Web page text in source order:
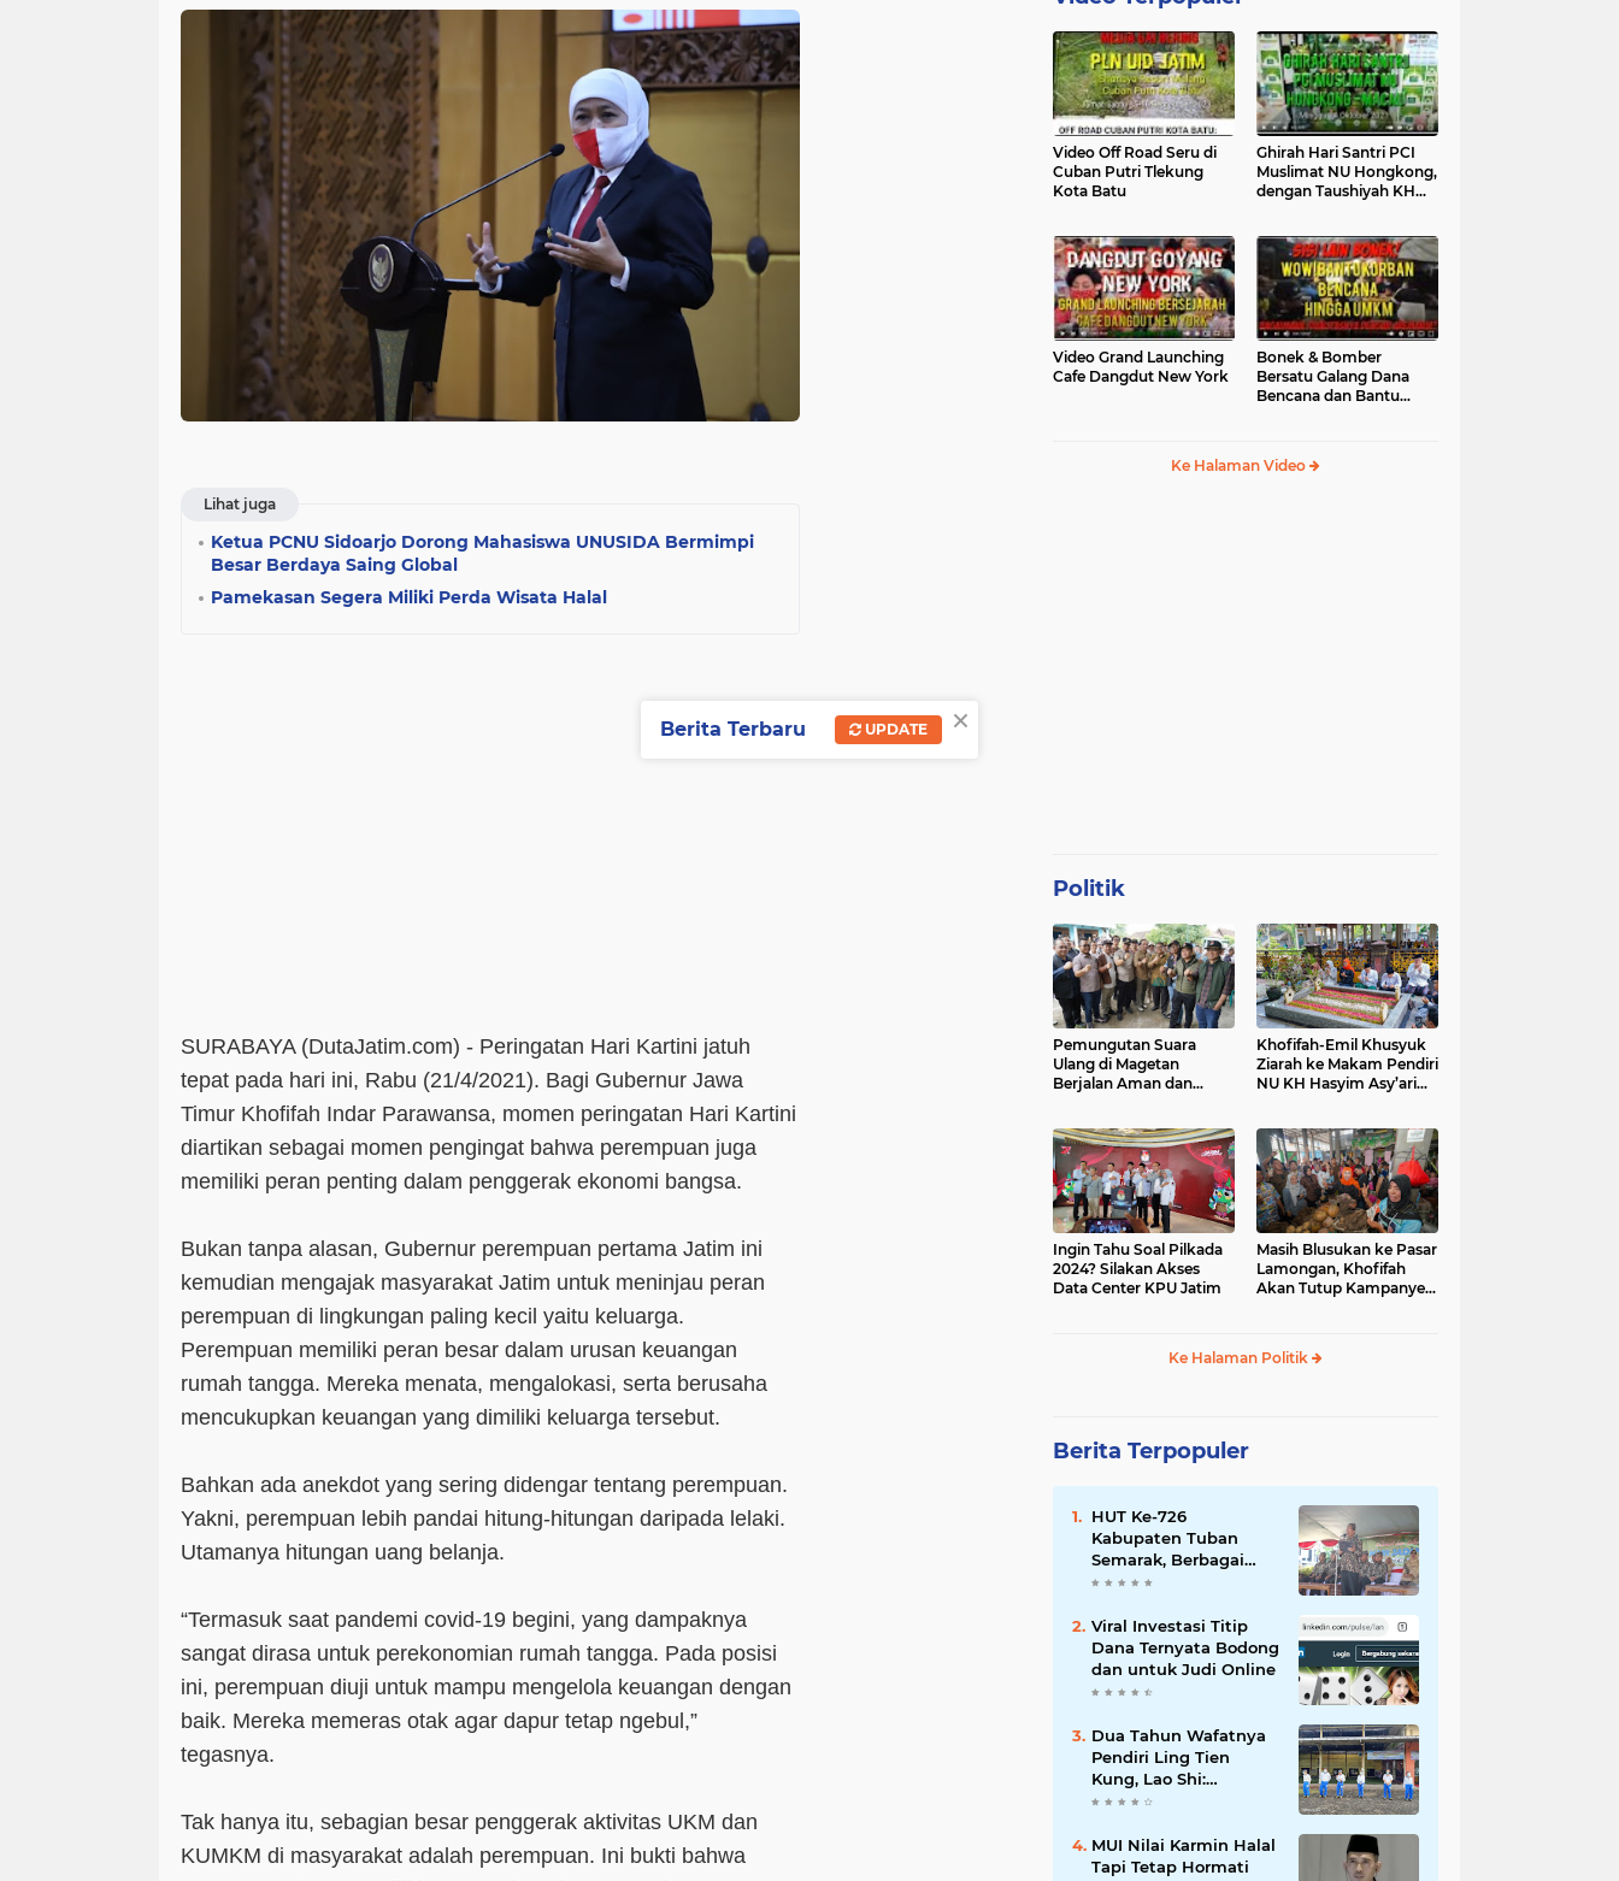
Lihat juga
Ketua PCNU Sidoarjo Dorong Mahasiswa UNUSIDA Bermimpi
Besar Berdaya Saing Global
Pamekasan Segera Miliki Perda Wisata Halal
SURABAYA (DutaJatim.com) - Peringatan Hari Kartini jatuh
tepat pada hari ini, Rabu (21/4/2021). Bagi Gubernur Jawa
Timur Khofifah Indar Parawansa, momen peringatan Hari Kartini
diartikan sebagai momen pengingat bahwa perempuan juga
memiliki peran penting dalam penggerak ekonomi bangsa.
Bukan tanpa alasan, Gubernur perempuan pertama Jatim ini
kemudian mengajak masyarakat Jatim untuk meninjau peran
perempuan di lingkungan paling kecil yaitu keluarga.
Perempuan memiliki peran besar dalam urusan keuangan
rumah tangga. Mereka menata, mengalokasi, serta berusaha
mencukupkan keuangan yang dimiliki keluarga tersebut.
Bahkan ada anekdot yang sering didengar tentang perempuan.
Yakni, perempuan lebih pandai hitung-hitungan daripada lelaki.
Utamanya hitungan uang belanja.
“Termasuk saat pandemi covid-19 begini, yang dampaknya
sangat dirasa untuk perekonomian rumah tangga. Pada posisi
ini, perempuan diuji untuk mampu mengelola keuangan dengan
baik. Mereka memeras otak agar dapur tetap ngebul,”
tegasnya.
Tak hanya itu, sebagian besar penggerak aktivitas UKM dan
KUMKM di masyarakat adalah perempuan. Ini bukti bahwa
Video Off Road Seru di
Cuban Putri Tlekung
Kota Batu
Ghirah Hari Santri PCI
Muslimat NU Hongkong,
dengan Taushiyah KH
Video Grand Launching
Cafe Dangdut New York
Bonek & Bomber
Bersatu Galang Dana
Bencana dan Bantu
Ke Halaman Video
Politik
Pemungutan Suara
Ulang di Magetan
Berjalan Aman dan
Khofifah-Emil Khusyuk
Ziarah ke Makam Pendiri
NU KH Hasyim Asy’ari
Ingin Tahu Soal Pilkada
2024? Silakan Akses
Data Center KPU Jatim
Masih Blusukan ke Pasar
Lamongan, Khofifah
Akan Tutup Kampanye
Ke Halaman Politik
Berita Terpopuler
HUT Ke-726
Kabupaten Tuban
Semarak, Berbagai
Prestasinya Pun
Viral Investasi Titip
Dana Ternyata Bodong
dan untuk Judi Online
Dua Tahun Wafatnya
Pendiri Ling Tien
Kung, Lao Shi:
Amanah Harus Kita
MUI Nilai Karmin Halal
Tapi Tetap Hormati
×
Berita Terbaru UPDATE